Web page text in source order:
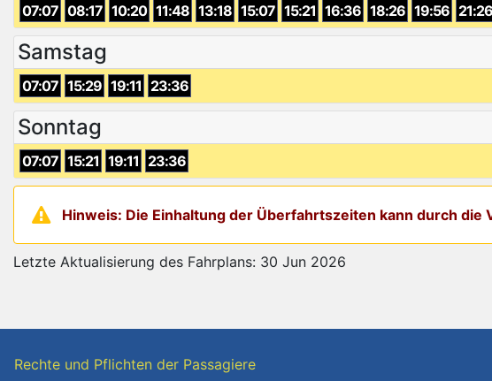
07:07 08:17 10:20 11:48 13:18 15:07 15:21 16:36 18:26 19:56 21:26
Samstag
07:07 15:29 19:11 23:36
Sonntag
07:07 15:21 19:11 23:36
Hinweis: Die Einhaltung der Überfahrtszeiten kann durch
Letzte Aktualisierung des Fahrplans: 30 Jun 2026
Rechte und Pflichten der Passagiere